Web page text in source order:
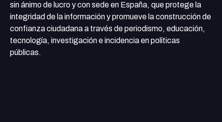
sin ánimo de lucro y con sede en España, que protege la
integridad de la información y promueve la construcción de
confianza ciudadana a través de periodismo, educación,
tecnología, investigación e incidencia en políticas
públicas.